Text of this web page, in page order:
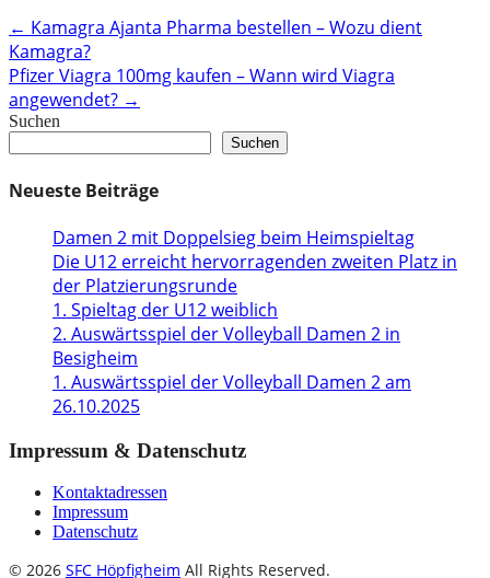
Post
navigation
← Kamagra Ajanta Pharma bestellen – Wozu dient
Kamagra?
Pfizer Viagra 100mg kaufen – Wann wird Viagra
angewendet? →
Suchen
Suchen
Neueste Beiträge
Damen 2 mit Doppelsieg beim Heimspieltag
Die U12 erreicht hervorragenden zweiten Platz in
der Platzierungsrunde
1. Spieltag der U12 weiblich
2. Auswärtsspiel der Volleyball Damen 2 in
Besigheim
1. Auswärtsspiel der Volleyball Damen 2 am
26.10.2025
Impressum & Datenschutz
Kontaktadressen
Impressum
Datenschutz
© 2026 SFC Höpfigheim All Rights Reserved.